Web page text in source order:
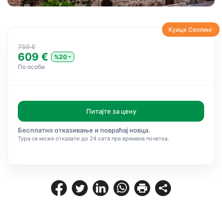
Куицк Селлинг
759 €
609 €
%20
По особи
Питајте за цену
Бесплатно отказивање и повраћај новца.
Тура се може отказати до 24 сата пре времена почетка.